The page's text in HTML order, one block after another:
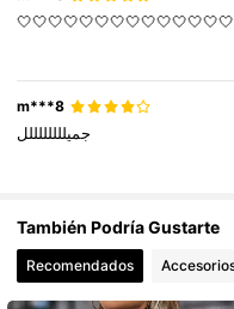
m***8
جميللللللللل
También Podría Gustarte
Recomendados